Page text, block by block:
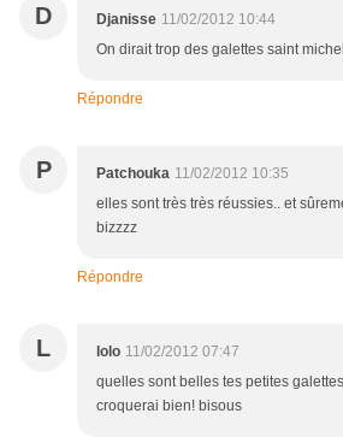
D Djanisse 11/02/2012 10:44
On dirait trop des galettes saint
Répondre
P Patchouka 11/02/2012 10:35
elles sont très très réussies.. et
bizzzz
Répondre
L lolo 11/02/2012 07:47
quelles sont belles tes petites
croquerai bien! bisous